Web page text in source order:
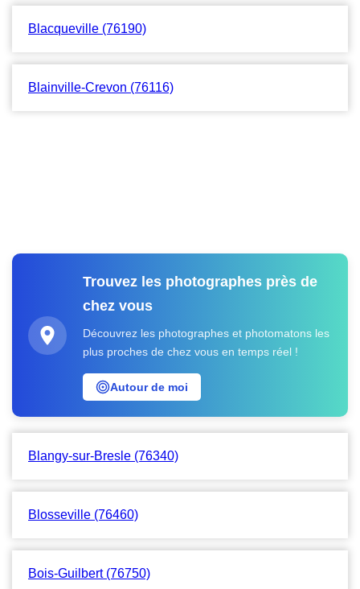
Blacqueville (76190)
Blainville-Crevon (76116)
Trouvez les photographes près de
chez vous
Découvrez les photographes et photomatons les
plus proches de chez vous en temps réel !
Autour de moi
Blangy-sur-Bresle (76340)
Blosseville (76460)
Bois-Guilbert (76750)